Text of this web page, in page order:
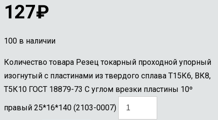
127₽
100 в наличии
Количество товара Резец токарный проходной упорный
изогнутый с пластинами из твердого сплава Т15К6, ВК8,
Т5К10 ГОСТ 18879-73 С углом врезки пластины 10º
правый 25*16*140 (2103-0007)